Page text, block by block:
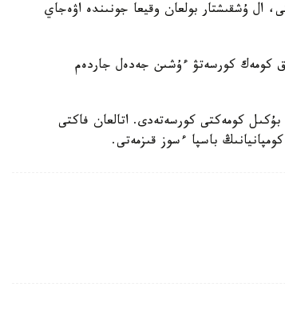
ال ۇشقىشتار بولعان وقيعا جونىندە اۋەجاي
مەديتسينالىق كومەك كورسەتۋ ءۇشىن جەدەل جاردەم
بۇكىل كومەكتى كورسەتەدى. اتالعان فاكتى
باسپا ءسوز قىزمەتى.